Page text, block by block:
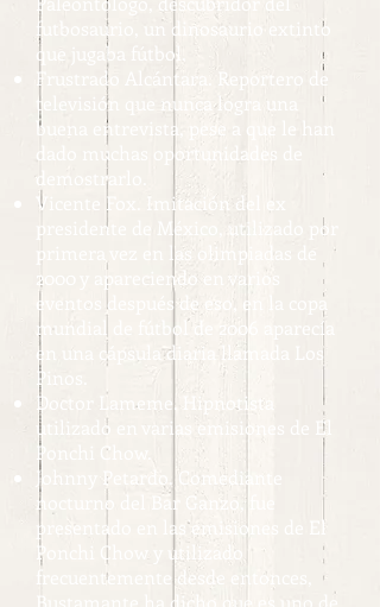
futbosaurio, un dinosaurio extinto
que jugaba fútbol.
Frustrado Alcántara. Reportero de
televisión que nunca logra una
buena entrevista, pese a que le han
dado muchas oportunidades de
demostrarlo.
Vicente Fox. Imitación del ex
presidente de México, utilizado por
primera vez en las olimpiadas de
2000 y apareciendo en varios
eventos después de eso, en la copa
mundial de fútbol de 2006 aparecía
en una cápsula diaria llamada Los
Pinos.
Doctor Lameme. Hipnotista
utilizado en varias emisiones de El
Ponchi Chow.
Johnny Petardo. Comediante
nocturno del Bar Ganzo, fue
presentado en las emisiones de El
Ponchi Chow y utilizado
frecuentemente desde entonces,
Bustamante ha dicho que es uno de